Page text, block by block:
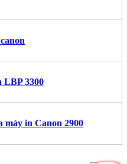
LBP 3300
máy in Canon 2900